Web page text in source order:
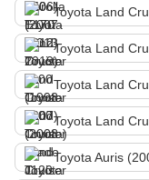
Toyota Land
Toyota Land
Toyota Land
Toyota Land
Toyota Auris